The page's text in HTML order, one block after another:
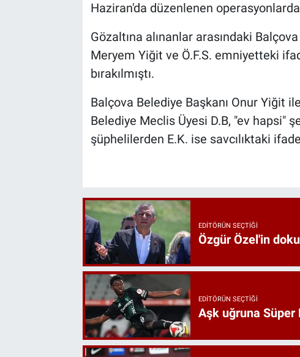
Haziran'da düzenlenen
Gözaltına alınanlar arasındaki
Meryem Yiğit ve Ö.F.S. emniyetteki
bırakılmıştı.
Balçova Belediye Başkanı Onur Yiğit
Belediye Meclis Üyesi D.B, "ev hapsi"
şüphelilerden E.K. ise savcılıktaki
EDITÖRÜN SEÇTIĞI
Özgür Özel'in
EDITÖRÜN SEÇTIĞI
Aşk uğruna